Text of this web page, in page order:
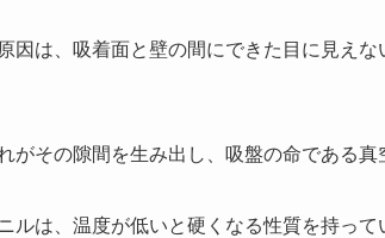
因は、吸着面と壁の間にできた目に見え
がその隙間を生み出し、吸盤の命である真
ルは、温度が低いと硬くなる性質を持って